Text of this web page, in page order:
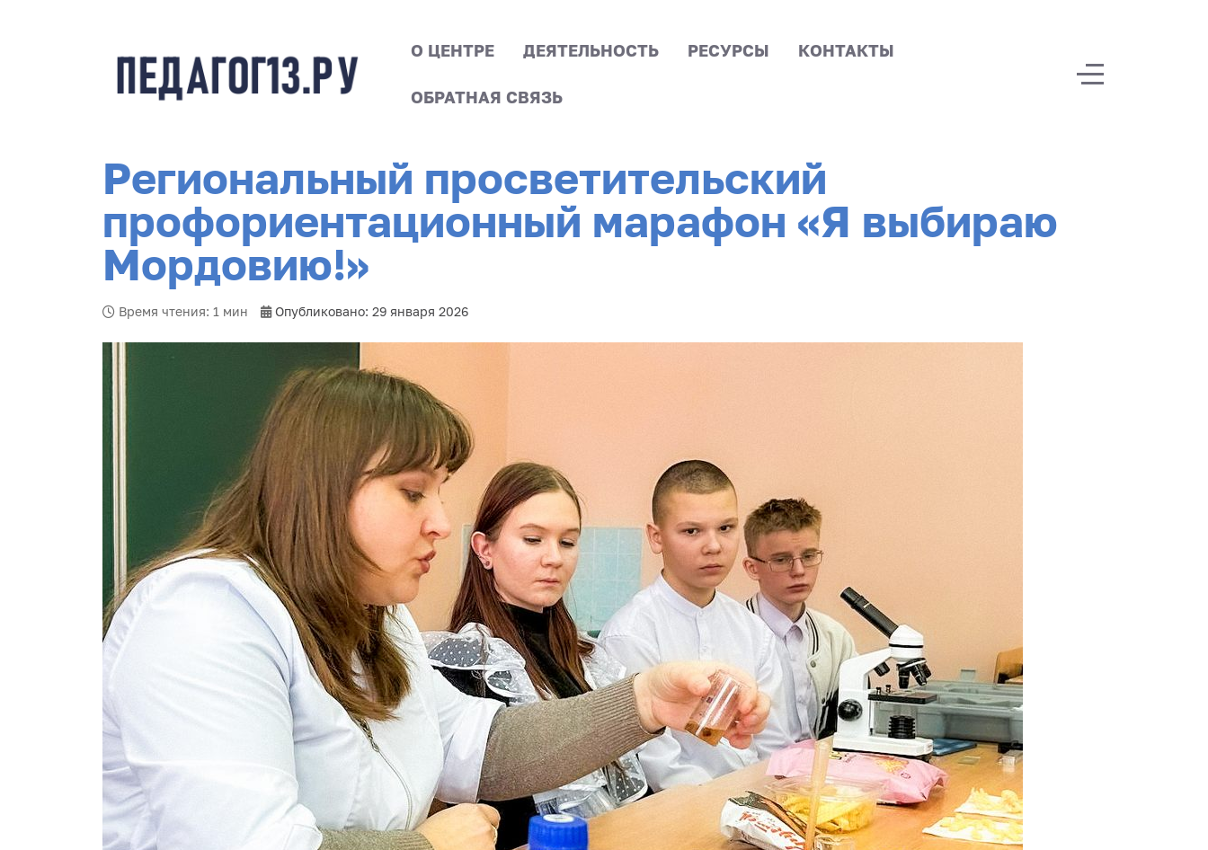
О ЦЕНТРЕ ДЕЯТЕЛЬНОСТЬ РЕСУРСЫ КОНТАКТЫ
ОБРАТНАЯ СВЯЗЬ
Off-Canvas
Региональный просветительский
профориентационный марафон «Я выбираю
Мордовию!»
Время чтения: 1 мин Опубликовано: 29 января 2026